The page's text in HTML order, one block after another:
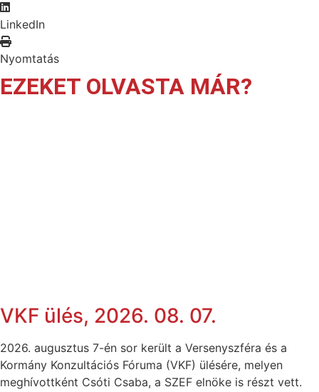
LinkedIn
Nyomtatás
EZEKET OLVASTA MÁR?
VKF ülés, 2026. 08. 07.
2026. augusztus 7-én sor került a Versenyszféra és a
Kormány Konzultációs Fóruma (VKF) ülésére, melyen
meghívottként Csóti Csaba, a SZEF elnöke is részt vett.